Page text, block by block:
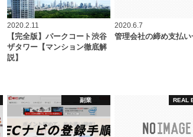
2020.2.11
【完全版】パークコート渋谷
ザタワー【マンション徹底解
説】
2020.6.7
管理会社の締め支払い
副業 REAL